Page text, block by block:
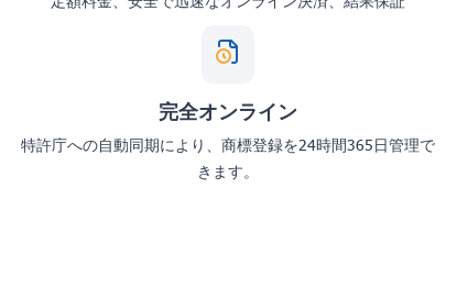
完全オンライン
特許庁への自動同期により、商標登録を24時間365日管理で
きます。